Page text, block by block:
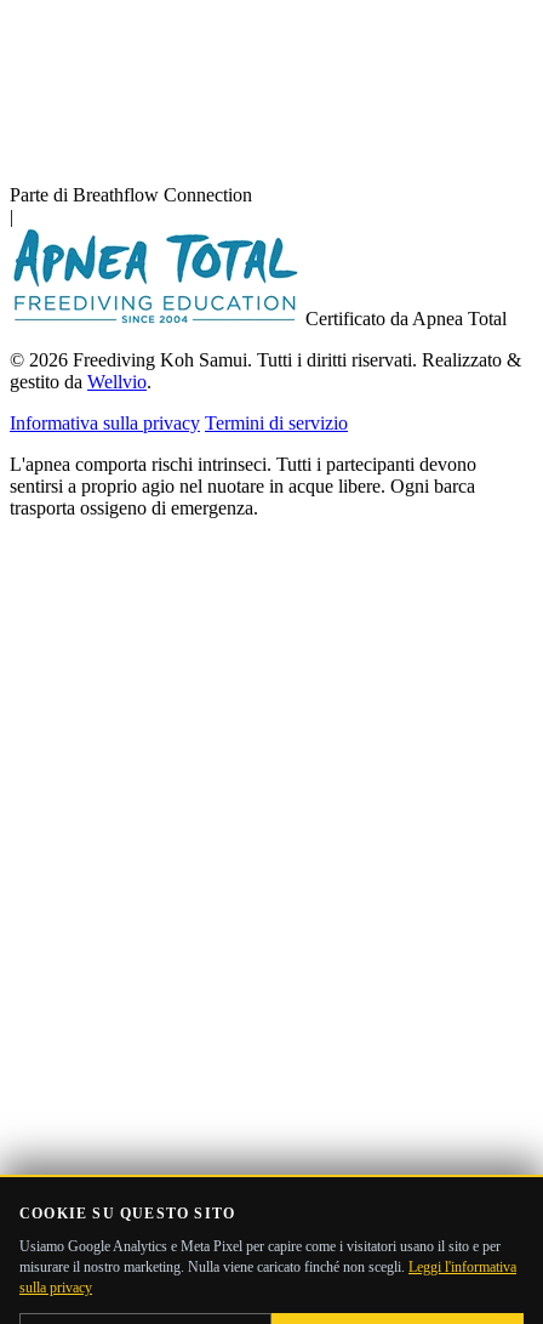
Parte di Breathflow Connection
|
Certificato da Apnea Total
© 2026 Freediving Koh Samui. Tutti i diritti riservati. Realizzato &
gestito da Wellvio.
Informativa sulla privacy Termini di servizio
L'apnea comporta rischi intrinseci. Tutti i partecipanti devono
sentirsi a proprio agio nel nuotare in acque libere. Ogni barca
trasporta ossigeno di emergenza.
COOKIE SU QUESTO SITO
Usiamo Google Analytics e Meta Pixel per capire come i visitatori usano il sito e per
misurare il nostro marketing. Nulla viene caricato finché non scegli. Leggi l'informativa
sulla privacy